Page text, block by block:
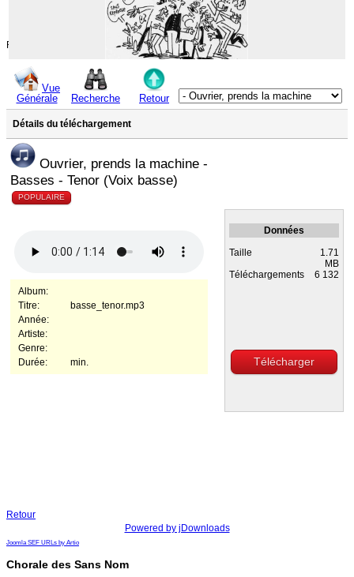
Rechercher
Vue
Générale
Recherche Retour
Détails du téléchargement
Ouvrier, prends la machine -
Basses - Tenor (Voix basse)
POPULAIRE
Album:
Titre:
basse_tenor.mp3
Année:
Artiste:
Genre:
Durée:
min.
Données
Taille
1.71
MB
Téléchargements
6 132
Télécharger
Retour
Powered by jDownloads
Joomla SEF URLs by Artio
Chorale des Sans Nom